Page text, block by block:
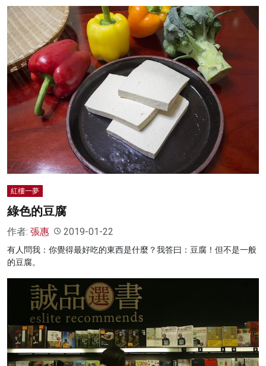
紅樓一夢
綠色的豆腐
作者: 張惠 2019-01-22
有人問我：你覺得最好吃的東西是什麼？我答曰：豆腐！但不是一般
的豆腐。